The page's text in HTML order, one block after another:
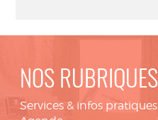
NOS RUBRIQUES
Services & infos pratiques